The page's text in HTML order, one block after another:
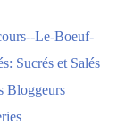
Le-Boeuf-
Sucrés et Salés
Bloggeurs